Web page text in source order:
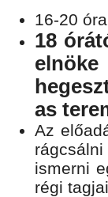
16-20
18
as
Az
ismerni
régi